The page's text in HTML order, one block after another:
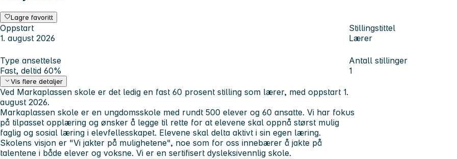
Lagre favoritt
Oppstart
1. august 2026
Stillingstittel
Lærer
Type ansettelse
Fast, deltid 60%
Antall stillinger
1
Vis flere detaljer
Ved Markaplassen skole er det ledig en fast 60 prosent stilling som lærer, med oppstart 1.
august 2026.
Markaplassen skole er en ungdomsskole med rundt 500 elever og 60 ansatte. Vi har fokus
på tilpasset opplæring og ønsker å legge til rette for at elevene skal oppnå størst mulig
faglig og sosial læring i elevfellesskapet. Elevene skal delta aktivt i sin egen læring.
Skolens visjon er "Vi jakter på mulighetene", noe som for oss innebærer å jakte på
talentene i både elever og voksne. Vi er en sertifisert dysleksivennlig skole.